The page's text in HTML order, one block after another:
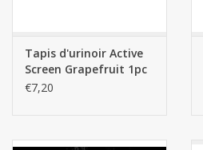
Tapis d'urinoir Active
Screen Grapefruit 1pc
(avec bloc de
€7,20